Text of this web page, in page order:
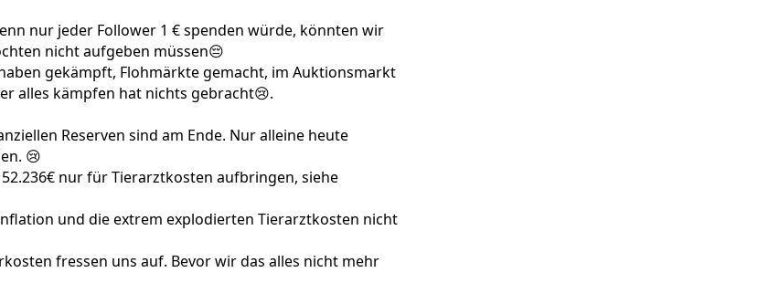
nur jeder Follower 1 € spenden würde, könnten wir
nicht aufgeben müssen😔
gekämpft, Flohmärkte gemacht, im Auktionsmarkt
alles kämpfen hat nichts gebracht😢.
Reserven sind am Ende. Nur alleine heute
😢
nur für Tierarztkosten aufbringen, siehe
und die extrem explodierten Tierarztkosten nicht
fressen uns auf. Bevor wir das alles nicht mehr